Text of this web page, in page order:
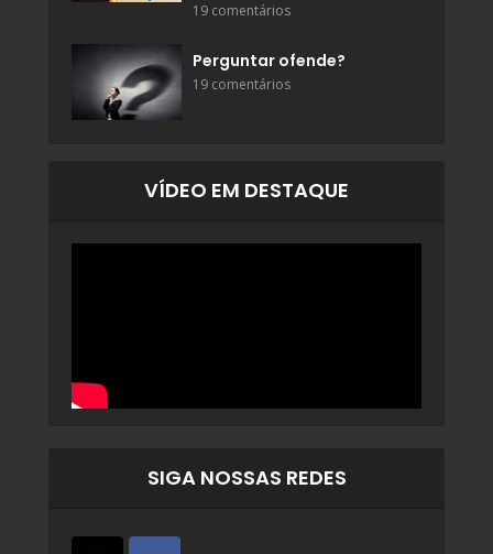
19 comentários
Perguntar ofende?
19 comentários
VÍDEO EM DESTAQUE
SIGA NOSSAS REDES